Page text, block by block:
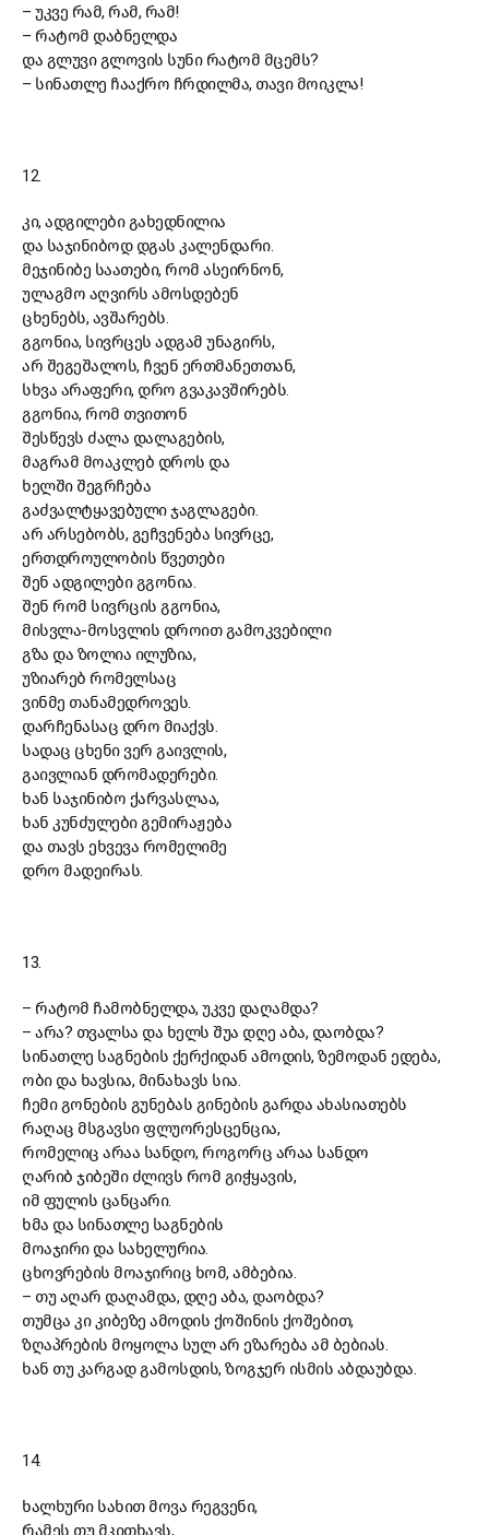
– უკვე რამ, რამ, რამ!
– რატომ დაბნელდა
და გლუვი გლოვის სუნი რატომ მცემს?
– სინათლე ჩააქრო ჩრდილმა, თავი მოიკლა!
12.
კი, ადგილები გახედნილია
და საჯინიბოდ დგას კალენდარი.
მეჯინიბე საათები, რომ ასეირნონ,
ულაგმო აღვირს ამოსდებენ
ცხენებს, ავშარებს.
გგონია, სივრცეს ადგამ უნაგირს,
არ შეგეშალოს, ჩვენ ერთმანეთთან,
სხვა არაფერი, დრო გვაკავშირებს.
გგონია, რომ თვითონ
შესწევს ძალა დალაგების,
მაგრამ მოაკლებ დროს და
ხელში შეგრჩება
გაძვალტყავებული ჯაგლაგები.
არ არსებობს, გეჩვენება სივრცე,
ერთდროულობის წვეთები
შენ ადგილები გგონია.
შენ რომ სივრცის გგონია,
მისვლა-მოსვლის დროით გამოკვებილი
გზა და ზოლია ილუზია,
უზიარებ რომელსაც
ვინმე თანამედროვეს.
დარჩენასაც დრო მიაქვს.
სადაც ცხენი ვერ გაივლის,
გაივლიან დრომადერები.
ხან საჯინიბო ქარვასლაა,
ხან კუნძულები გემირაჟება
და თავს ეხვევა რომელიმე
დრო მადეირას.
13.
– რატომ ჩამობნელდა, უკვე დაღამდა?
– არა? თვალსა და ხელს შუა დღე აბა, დაობდა?
სინათლე საგნების ქერქიდან ამოდის, ზემოდან ედება,
ობი და ხავსია, მინახავს სია.
ჩემი გონების გუნებას გინების გარდა ახასიათებს
რაღაც მსგავსი ფლუორესცენცია,
რომელიც არაა სანდო, როგორც არაა სანდო
ღარიბ ჯიბეში ძლივს რომ გიჭყავის,
იმ ფულის ცანცარი.
ხმა და სინათლე საგნების
მოაჯირი და სახელურია.
ცხოვრების მოაჯირიც ხომ, ამბებია.
– თუ აღარ დაღამდა, დღე აბა, დაობდა?
თუმცა კი კიბეზე ამოდის ქოშინის ქოშებით,
ზღაპრების მოყოლა სულ არ ეზარება ამ ბებიას.
ხან თუ კარგად გამოსდის, ზოგჯერ ისმის აბდაუბდა.
14.
ხალხური სახით მოვა რეგვენი,
რამეს თუ მკითხავს,